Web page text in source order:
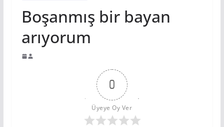
Boşanmış bir bayan
arıyorum
0
Üyeye Oy Ver